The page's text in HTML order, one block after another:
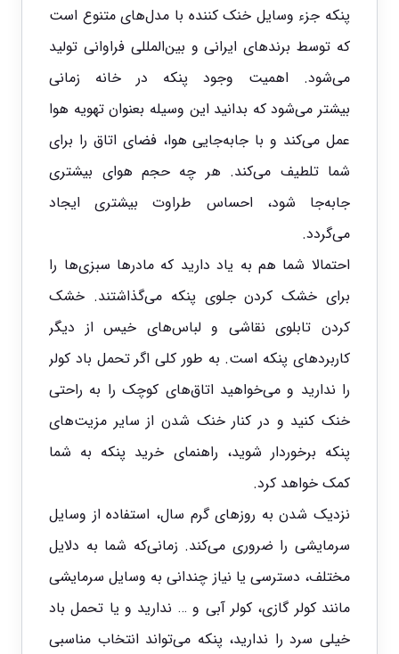
پنکه جزء وسایل خنک کننده با مدل‌های متنوع است
که توسط برندهای ایرانی و بین‌المللی فراوانی تولید
می‌شود. اهمیت وجود پنکه در خانه‌ زمانی
بیشتر می‌شود که بدانید این وسیله بعنوان تهویه هوا
عمل می‌کند و با جابه‌جایی هوا، فضای اتاق را برای
شما تلطیف می‌کند. هر چه حجم هوای بیشتری
جابه‌جا شود، احساس طراوت بیشتری ایجاد
می‌گردد.
احتمالا شما هم به یاد دارید که مادرها سبزی‌ها را
برای خشک کردن جلوی پنکه می‌گذاشتند. خشک
کردن تابلوی نقاشی و لباس‌های خیس از دیگر
کاربردهای پنکه است. به طور کلی اگر تحمل باد کولر
را ندارید و می‌خواهید اتاق‌های کوچک را به راحتی
خنک کنید و در کنار خنک شدن از سایر مزیت‌های
پنکه برخوردار شوید، راهنمای خرید پنکه به شما
کمک خواهد کرد.
نزدیک شدن به روزهای گرم سال، استفاده از وسایل
سرمایشی را ضروری می‌کند. زمانی‌که شما به دلایل
مختلف، دسترسی یا نیاز چندانی به وسایل سرمایشی
مانند کولر گازی، کولر آبی و … ندارید و یا تحمل باد
خیلی سرد را ندارید، پنکه می‌تواند انتخاب مناسبی